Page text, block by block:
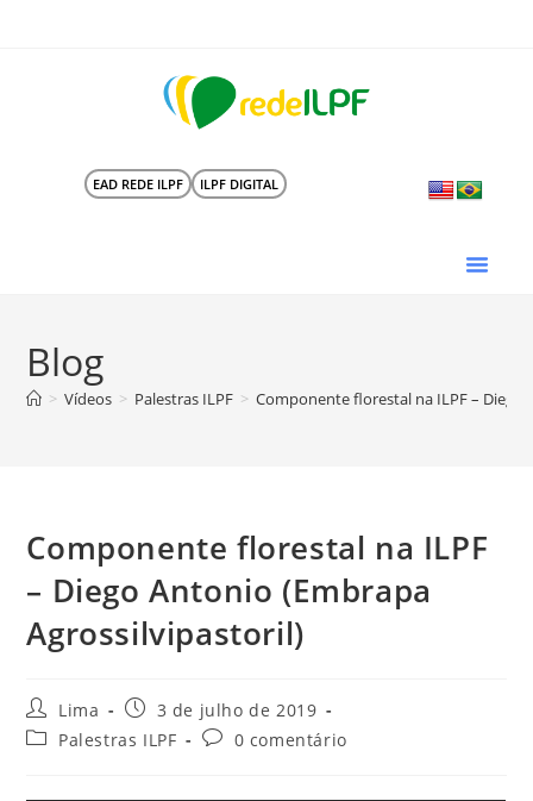
EAD REDE ILPF ILPF DIGITAL
Blog
> Vídeos > Palestras ILPF > Componente florestal na ILPF –
Componente florestal na ILPF
– Diego Antonio (Embrapa
Agrossilvipastoril)
Lima
3 de julho de 2019
Palestras ILPF
0 comentário